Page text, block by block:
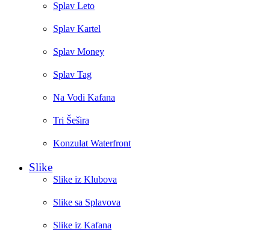
Splav Leto
Splav Kartel
Splav Money
Splav Tag
Na Vodi Kafana
Tri Šešira
Konzulat Waterfront
Slike
Slike iz Klubova
Slike sa Splavova
Slike iz Kafana